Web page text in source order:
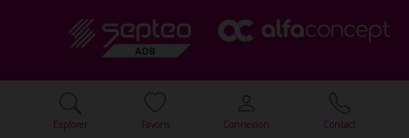
Explorer Favoris Connexion Contact